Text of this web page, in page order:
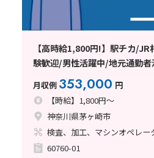
【高時給1,800円!】駅チカ/
験歓迎/男性活躍中/地元通勤者
月収例 353,000 円
【時給】1,800円～
神奈川県茅ヶ崎市
検査、加工、マシンオペレー
60760-01